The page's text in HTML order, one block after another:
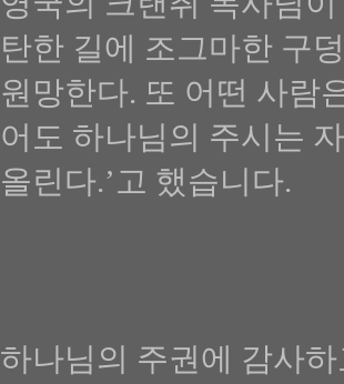
탄한 길에 조그마한 구
원망한다. 또 어떤 사람
어도 하나님의 주시는
올린다.’고 했습니다.
하나님의 주권에 감사